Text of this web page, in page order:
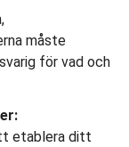
måste
för vad och
etablera ditt